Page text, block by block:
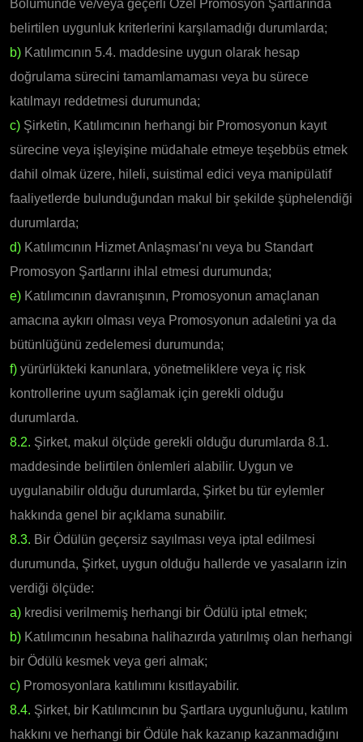
Bölümünde ve/veya geçerli Özel Promosyon Şartlarında
belirtilen uygunluk kriterlerini karşılamadığı durumlarda;
b) Katılımcının 5.4. maddesine uygun olarak hesap
doğrulama sürecini tamamlamaması veya bu sürece
katılmayı reddetmesi durumunda;
c) Şirketin, Katılımcının herhangi bir Promosyonun kayıt
sürecine veya işleyişine müdahale etmeye teşebbüs etmek
dahil olmak üzere, hileli, suistimal edici veya manipülatif
faaliyetlerde bulunduğundan makul bir şekilde şüphelendiği
durumlarda;
d) Katılımcının Hizmet Anlaşması’nı veya bu Standart
Promosyon Şartlarını ihlal etmesi durumunda;
e) Katılımcının davranışının, Promosyonun amaçlanan
amacına aykırı olması veya Promosyonun adaletini ya da
bütünlüğünü zedelemesi durumunda;
f) yürürlükteki kanunlara, yönetmeliklere veya iç risk
kontrollerine uyum sağlamak için gerekli olduğu
durumlarda.
8.2. Şirket, makul ölçüde gerekli olduğu durumlarda 8.1.
maddesinde belirtilen önlemleri alabilir. Uygun ve
uygulanabilir olduğu durumlarda, Şirket bu tür eylemler
hakkında genel bir açıklama sunabilir.
8.3. Bir Ödülün geçersiz sayılması veya iptal edilmesi
durumunda, Şirket, uygun olduğu hallerde ve yasaların izin
verdiği ölçüde:
a) kredisi verilmemiş herhangi bir Ödülü iptal etmek;
b) Katılımcının hesabına halihazırda yatırılmış olan herhangi
bir Ödülü kesmek veya geri almak;
c) Promosyonlara katılımını kısıtlayabilir.
8.4. Şirket, bir Katılımcının bu Şartlara uygunluğunu, katılım
hakkını ve herhangi bir Ödüle hak kazanıp kazanmadığını